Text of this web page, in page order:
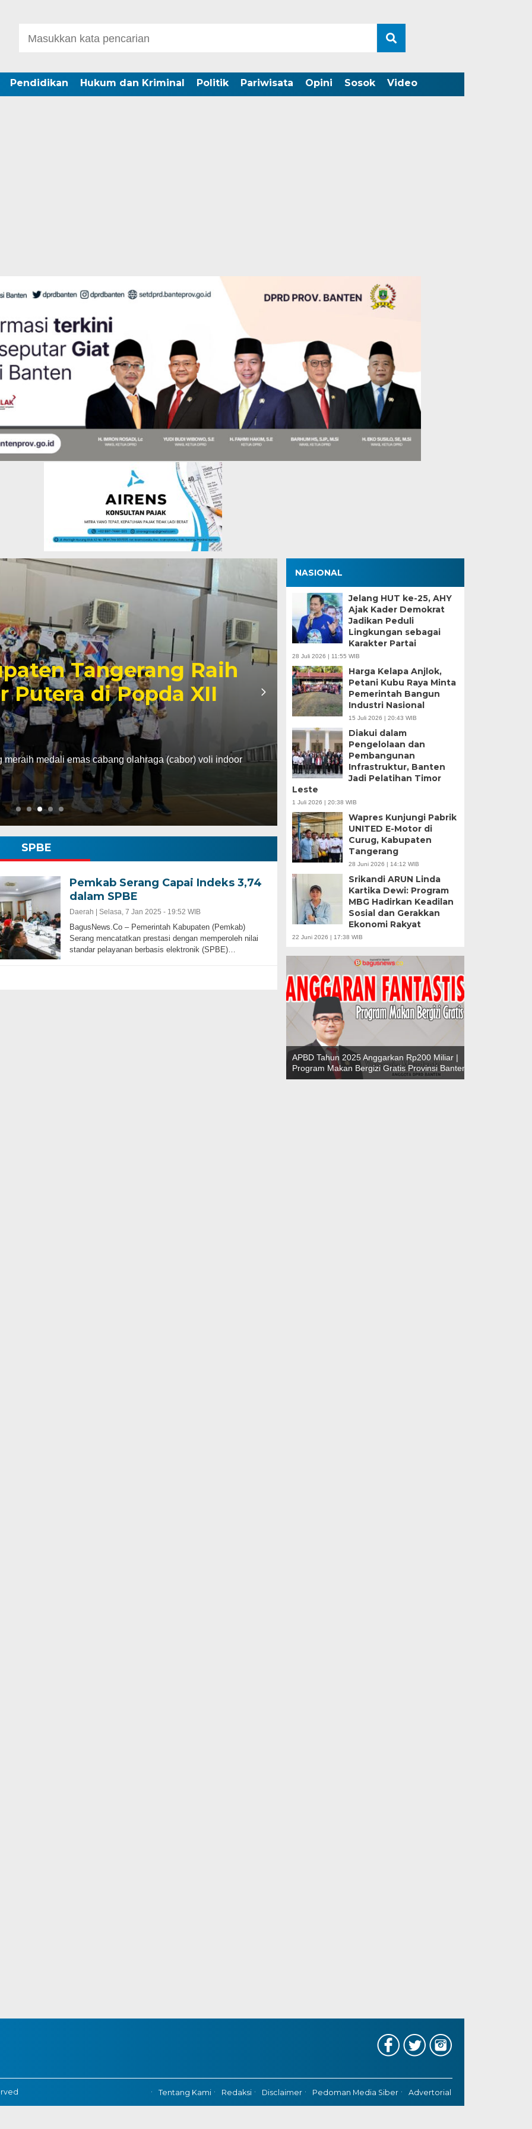
Pendidikan Hukum dan Kriminal Politik Pariwisata Opini Sosok Video
Tangerang Raih
Putera di Popda XII
medali emas cabang olahraga (cabor) voli indoor
Zona Blank Spot,
Serang Lakukan
Senin, 15 Jun 2026 - 14:09 WIB
BagusNews.Co – Pelaksanaan Sistem Penerimaan
di Kota Serang menghadapi tantangan…
akan berlaga pada Turnamen
Soekarno Cup III 2026, [...]
SPBE
Pemkab Serang Capai Indeks 3,74
dalam SPBE
Daerah | Selasa, 7 Jan 2025 - 19:52 WIB
BagusNews.Co – Pemerintah Kabupaten (Pemkab)
Serang mencatatkan prestasi dengan memperoleh nilai
standar pelayanan berbasis elektronik (SPBE)…
NASIONAL
Jelang HUT ke-25, AHY
Ajak Kader Demokrat
Jadikan Peduli
Lingkungan sebagai
Karakter Partai
28 Juli 2026 | 11:55 WIB
Harga Kelapa Anjlok,
Petani Kubu Raya Minta
Pemerintah Bangun
Industri Nasional
15 Juli 2026 | 20:43 WIB
Diakui dalam
Pengelolaan dan
Pembangunan
Infrastruktur, Banten
Jadi Pelatihan Timor
Leste
1 Juli 2026 | 20:38 WIB
Wapres Kunjungi Pabrik
UNITED E-Motor di
Curug, Kabupaten
Tangerang
28 Juni 2026 | 14:12 WIB
Srikandi ARUN Linda
Kartika Dewi: Program
MBG Hadirkan Keadilan
Sosial dan Gerakkan
Ekonomi Rakyat
22 Juni 2026 | 17:38 WIB
Progresif dan
APBD Tahun 2025 Anggarkan Rp200 Miliar |
Program Makan Bergizi Gratis Provinsi Banten
Tentang Kami Redaksi Disclaimer Pedoman Media Siber Advertorial